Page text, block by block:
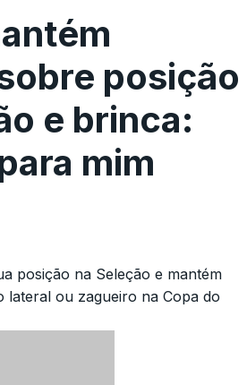
posição
e brinca:
mim
posição na Seleção e mantém
lateral ou zagueiro na Copa do